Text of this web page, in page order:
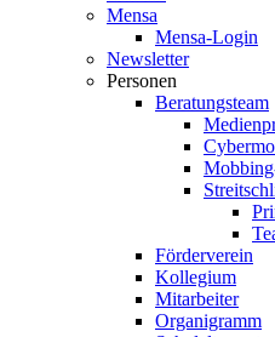
Mensa
Mensa-Login
Newsletter
Personen
Beratungsteam
Förderverein
Kollegium
Mitarbeiter
Organigramm